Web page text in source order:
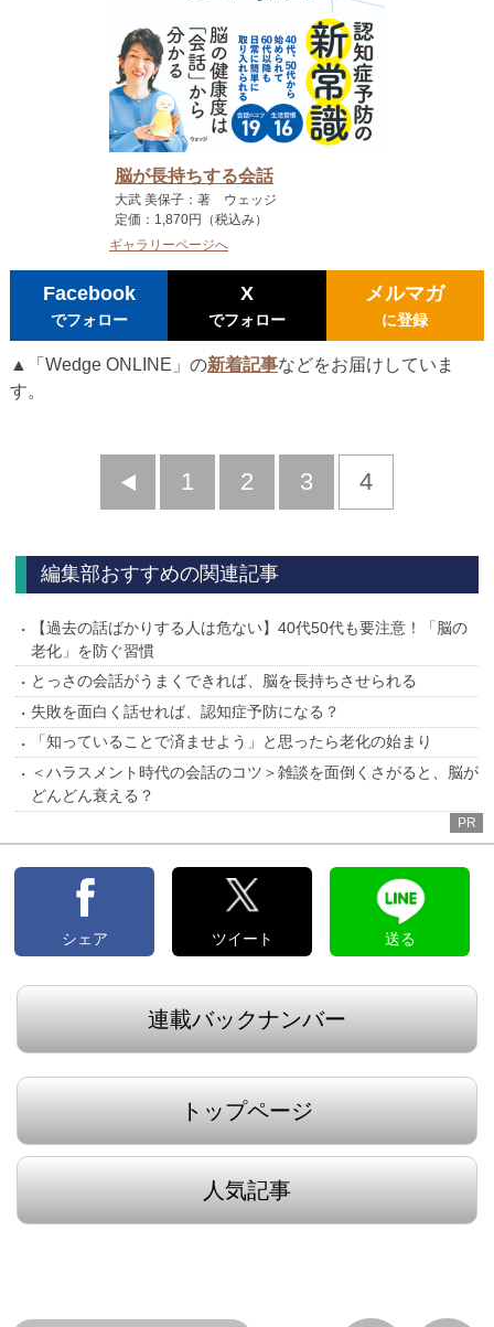
脳が長持ちする会話
大武 美保子：著 ウェッジ
定価：1,870円（税込み）
ギャラリーページへ
Facebook
でフォロー
X
でフォロー
メルマガ
に登録
▲「Wedge ONLINE」の新着記事などをお届けしていま
す。
前
1 2 3 4
編集部おすすめの関連記事
【過去の話ばかりする人は危ない】40代50代も要注意！「脳の
老化」を防ぐ習慣
とっさの会話がうまくできれば、脳を長持ちさせられる
失敗を面白く話せれば、認知症予防になる？
「知っていることで済ませよう」と思ったら老化の始まり
＜ハラスメント時代の会話のコツ＞雑談を面倒くさがると、脳が
どんどん衰える？
PR
シェア ツイート 送る
連載バックナンバー
トップページ
人気記事